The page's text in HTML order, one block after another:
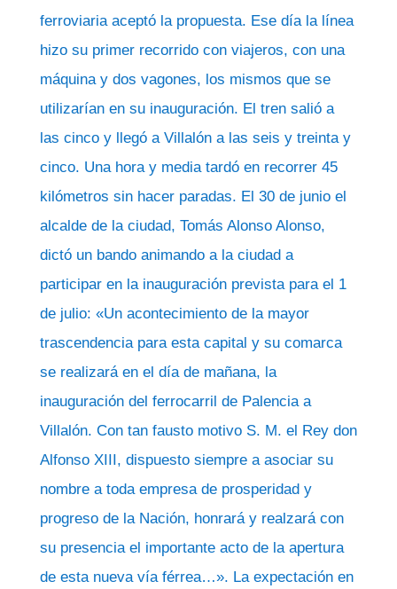
ferroviaria aceptó la propuesta. Ese día la línea
hizo su primer recorrido con viajeros, con una
máquina y dos vagones, los mismos que se
utilizarían en su inauguración. El tren salió a
las cinco y llegó a Villalón a las seis y treinta y
cinco. Una hora y media tardó en recorrer 45
kilómetros sin hacer paradas. El 30 de junio el
alcalde de la ciudad, Tomás Alonso Alonso,
dictó un bando animando a la ciudad a
participar en la inauguración prevista para el 1
de julio: «Un acontecimiento de la mayor
trascendencia para esta capital y su comarca
se realizará en el día de mañana, la
inauguración del ferrocarril de Palencia a
Villalón. Con tan fausto motivo S. M. el Rey don
Alfonso XIII, dispuesto siempre a asociar su
nombre a toda empresa de prosperidad y
progreso de la Nación, honrará y realzará con
su presencia el importante acto de la apertura
de esta nueva vía férrea…». La expectación en